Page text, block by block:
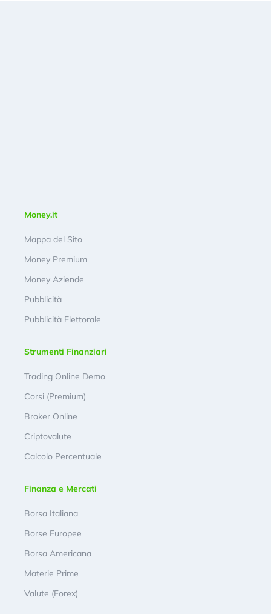
Money.it
Mappa del Sito
Money Premium
Money Aziende
Pubblicità
Pubblicità Elettorale
Strumenti Finanziari
Trading Online Demo
Corsi (Premium)
Broker Online
Criptovalute
Calcolo Percentuale
Finanza e Mercati
Borsa Italiana
Borse Europee
Borsa Americana
Materie Prime
Valute (Forex)